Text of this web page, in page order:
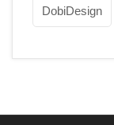
DobiDesign